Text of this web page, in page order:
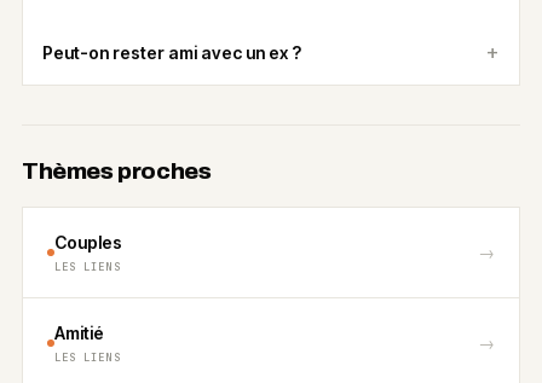
Peut-on rester ami avec un ex ?
Thèmes proches
Couples
LES LIENS
→
Amitié
LES LIENS
→